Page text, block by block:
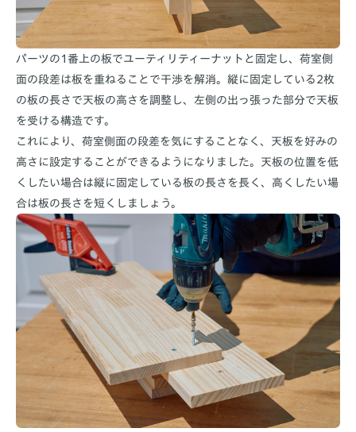
パーツの1番上の板でユーティリティーナットと固定し、荷室側
面の段差は板を重ねることで干渉を解消。縦に固定している2枚
の板の長さで天板の高さを調整し、左側の出っ張った部分で天板
を受ける構造です。
これにより、荷室側面の段差を気にすることなく、天板を好みの
高さに設定することができるようになりました。天板の位置を低
くしたい場合は縦に固定している板の長さを長く、高くしたい場
合は板の長さを短くしましょう。